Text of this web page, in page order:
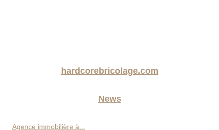
hardcorebricolage.com
News
Agence immobilière à...